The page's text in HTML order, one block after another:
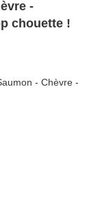
-
chouette !